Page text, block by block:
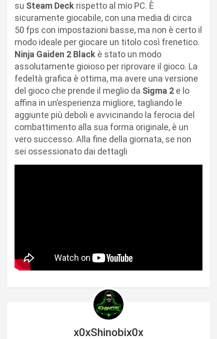
su Steam Deck rispetto al mio PC. È
sicuramente giocabile, con una media di circa
50 fps con impostazioni basse, ma non è certo il
modo ideale per giocare un titolo così frenetico.
Ninja Gaiden 2 Black è stato un modo
assolutamente gioioso per riprovare il gioco. La
fedeltà grafica è ottima, ma avere una versione
del gioco che prende il meglio da Sigma 2 e lo
affina in un’esperienza migliore, tagliando le
aggiunte più deboli e avvicinando la ferocia del
combattimento alla sua forma originale, è un
vero successo. Alla fine della giornata, se non
sei ossessionato dai dettagli
x0xShinobix0x